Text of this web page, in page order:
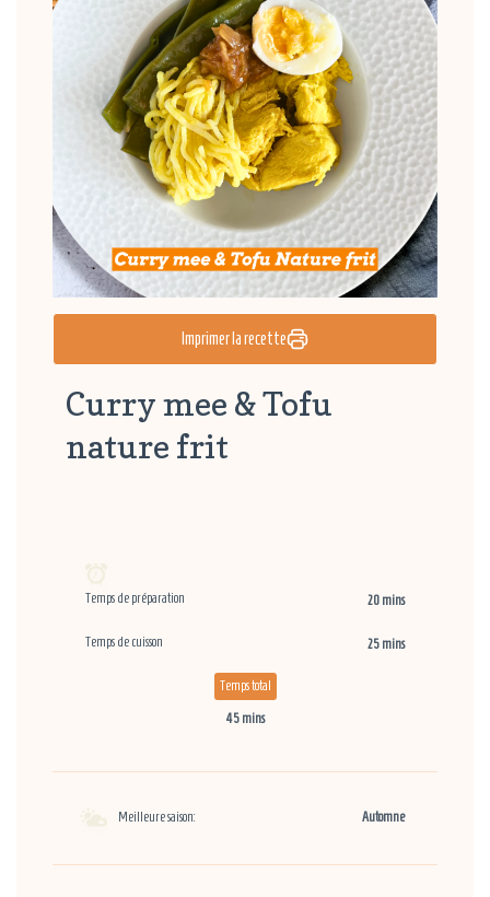
Imprimer la recette
Curry mee & Tofu
nature frit
Temps de préparation 20 mins
Temps de cuisson 25 mins
Temps total
45 mins
Meilleure saison: Automne